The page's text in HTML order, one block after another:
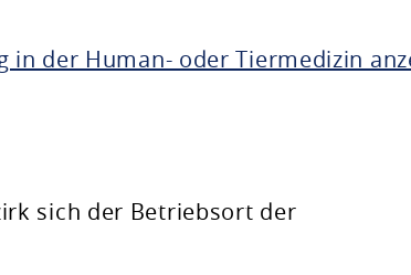
der Human- oder Tiermedizin
sich der Betriebsort der